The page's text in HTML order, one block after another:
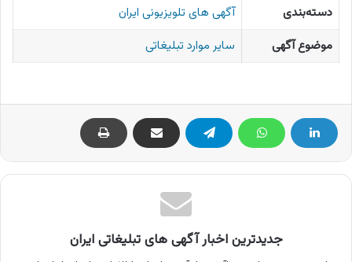
دسته‌بندی
آگهی های تلویزیونی ایران
موضوع آگهی
سایر موارد تبلیغاتی
جدیدترین اخبار آگهی های تبلیغاتی ایران